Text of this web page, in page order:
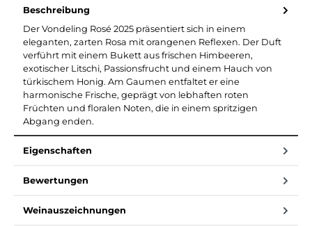
Beschreibung
Der Vondeling Rosé 2025 präsentiert sich in einem
eleganten, zarten Rosa mit orangenen Reflexen. Der Duft
verführt mit einem Bukett aus frischen Himbeeren,
exotischer Litschi, Passionsfrucht und einem Hauch von
türkischem Honig. Am Gaumen entfaltet er eine
harmonische Frische, geprägt von lebhaften roten
Früchten und floralen Noten, die in einem spritzigen
Abgang enden.
Eigenschaften
Bewertungen
Weinauszeichnungen